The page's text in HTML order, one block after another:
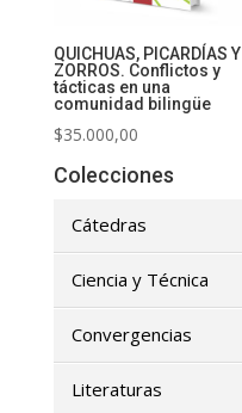
QUICHUAS, PICARDÍAS Y
ZORROS. Conflictos y
tácticas en una
comunidad bilingüe
$35.000,00
Colecciones
Cátedras
Ciencia y Técnica
Convergencias
Literaturas